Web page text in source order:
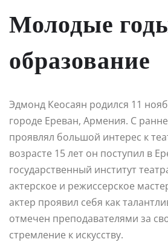
Молодые
образование
Эдмонд Кеосаян родился 11
городе Ереван, Армения. С
проявлял большой интерес к
возрасте 15 лет он поступил в
государственный институт
актерское и режиссерское
актер проявил себя как
отмечен преподавателями за
стремление к искусству.